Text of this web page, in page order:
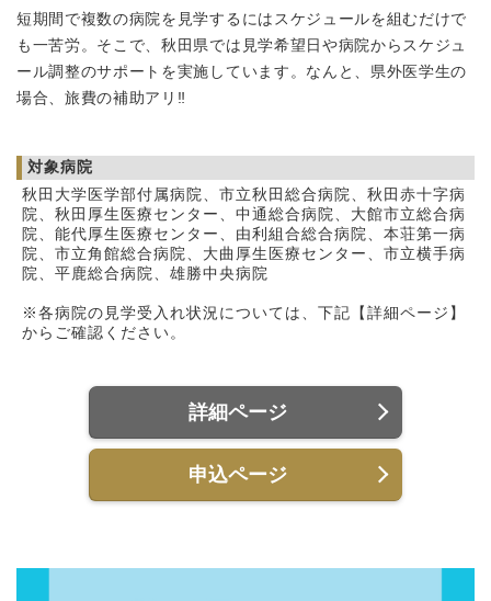
短期間で複数の病院を見学するにはスケジュールを組むだけで
も一苦労。そこで、秋田県では 見学希望日 や病院からスケジュ
ール調整のサポート を実施しています。なんと、 県外医学生の
場合、旅費の補助アリ‼
対象病院
秋田大学医学部付属病院、市立秋田総合病院、秋田赤十字病
院、秋田厚生医療センター、中通総合病院、大館市立総合病
院、能代厚生医療センター、由利組合総合病院、本荘第一病
院、市立角館総合病院、大曲厚生医療センター、市立横手病
院、平鹿総合病院、雄勝中央病院
※各病院の見学受入れ状況については、下記【詳細ページ】
からご確認ください。
詳細ページ
申込ページ